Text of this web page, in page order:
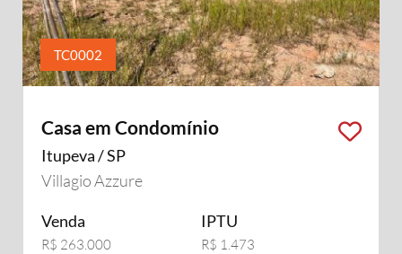
TC0002
Casa em Condomínio
Itupeva / SP
Villagio Azzure
Venda
R$ 263.000
IPTU
R$ 1.473